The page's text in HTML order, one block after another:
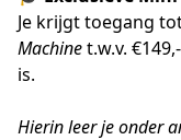
Je krijgt toegang
Machinet.w.v.
is.
Hierin leer je onder